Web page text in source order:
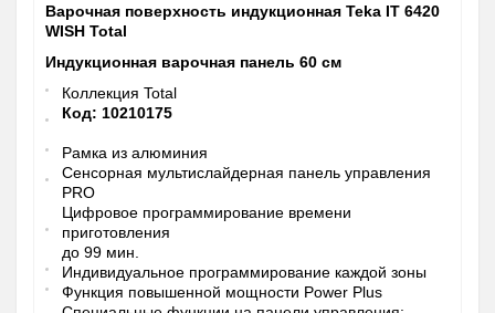
Варочная поверхность индукционная Teka IT 6420
WISH Total
Индукционная варочная панель 60 см
Коллекция Total
Код: 10210175
Рамка из алюминия
Сенсорная мультислайдерная панель управления
PRO
Цифровое программирование времени
приготовления
до 99 мин.
Индивидуальное программирование каждой зоны
Функция повышенной мощности Power Plus